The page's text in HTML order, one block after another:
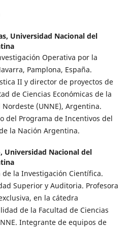
Universidad Nacional del
Operativa por la
Pamplona, España.
II y director de proyectos de
de Ciencias Económicas de la
(UNNE), Argentina.
del Programa de Incentivos del
la Nación Argentina.
Universidad Nacional del
la Investigación Científica.
Superior y Auditoria. Profesora
en la cátedra
de la Facultad de Ciencias
Integrante de equipos de